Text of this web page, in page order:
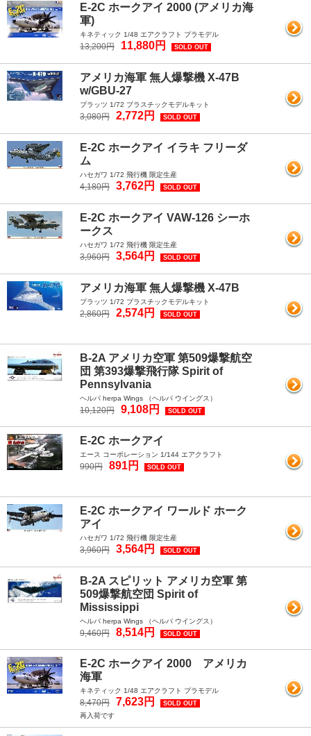
E-2C ホークアイ 2000 (アメリカ海
軍)
キネティック 1/48 エアクラフト プラモデル
13,200円 11,880円 SOLD OUT
アメリカ海軍 無人爆撃機 X-47B
w/GBU-27
プラッツ 1/72 プラスチックモデルキット
3,080円 2,772円 SOLD OUT
E-2C ホークアイ イラキ フリーダ
ム
ハセガワ 1/72 飛行機 限定生産
4,180円 3,762円 SOLD OUT
E-2C ホークアイ VAW-126 シーホ
ークス
ハセガワ 1/72 飛行機 限定生産
3,960円 3,564円 SOLD OUT
アメリカ海軍 無人爆撃機 X-47B
プラッツ 1/72 プラスチックモデルキット
2,860円 2,574円 SOLD OUT
B-2A アメリカ空軍 第509爆撃航空
団 第393爆撃飛行隊 Spirit of
Pennsylvania
ヘルパ herpa Wings （ヘルパ ウイングス）
10,120円 9,108円 SOLD OUT
E-2C ホークアイ
エース コーポレーション 1/144 エアクラフト
990円 891円 SOLD OUT
E-2C ホークアイ ワールド ホーク
アイ
ハセガワ 1/72 飛行機 限定生産
3,960円 3,564円 SOLD OUT
B-2A スピリット アメリカ空軍 第
509爆撃航空団 Spirit of
Mississippi
ヘルパ herpa Wings （ヘルパ ウイングス）
9,460円 8,514円 SOLD OUT
E-2C ホークアイ 2000 アメリカ
海軍
キネティック 1/48 エアクラフト プラモデル
8,470円 7,623円 SOLD OUT
再入荷です